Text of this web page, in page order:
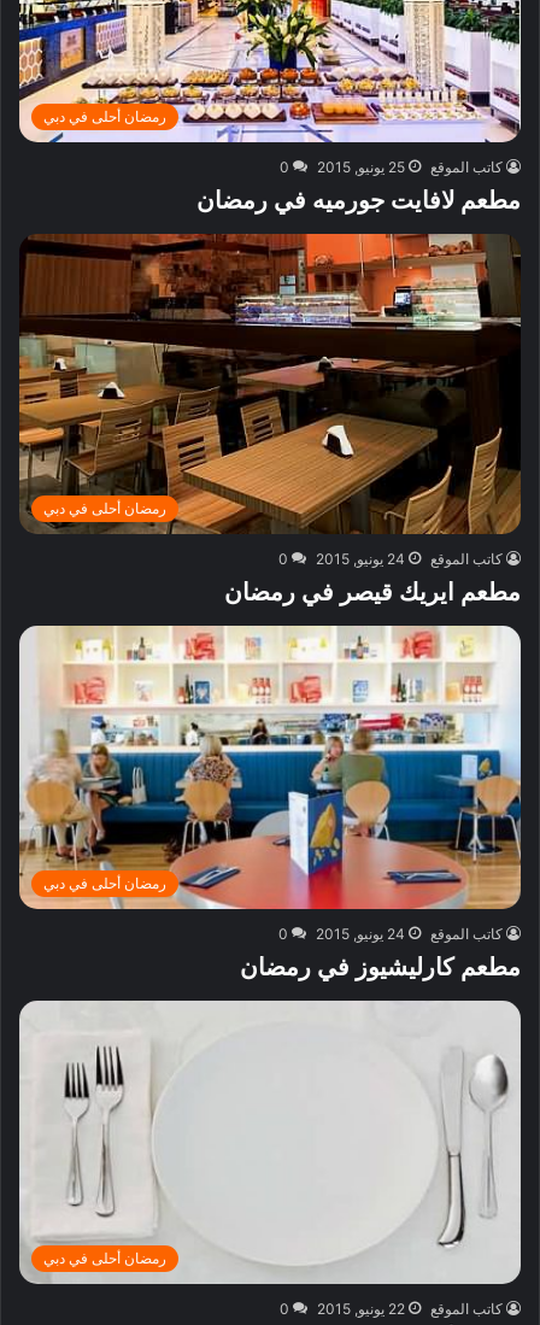
رمضان أحلى في دبي
كاتب الموقع 25 يونيو, 2015 0
مطعم لافايت جورميه في رمضان
رمضان أحلى في دبي
كاتب الموقع 24 يونيو, 2015 0
مطعم ايريك قيصر في رمضان
رمضان أحلى في دبي
كاتب الموقع 24 يونيو, 2015 0
مطعم كارليشيوز في رمضان
رمضان أحلى في دبي
كاتب الموقع 22 يونيو, 2015 0